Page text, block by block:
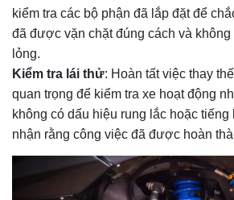
kiểm tra các bộ phận đã lắp đặt để
đã được vặn chặt đúng cách và không
lỏng.
Kiểm tra lái thử: Hoàn tất việc thay
quan trọng để kiểm tra xe hoạt động
không có dấu hiệu rung lắc hoặc tiếng
nhận rằng công việc đã được hoàn